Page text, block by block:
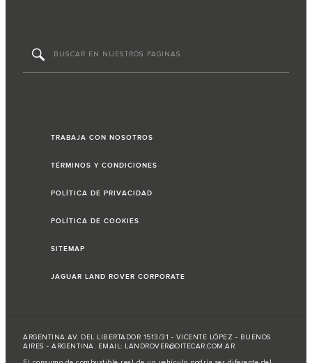
TRABAJA CON NOSOTROS
TÉRMINOS Y CONDICIONES
POLÍTICA DE PRIVACIDAD
POLÍTICA DE COOKIES
SITEMAP
JAGUAR LAND ROVER CORPORATE
ARGENTINA AV. DEL LIBERTADOR 1513/31 - VICENTE LÓPEZ - BUENOS
AIRES - ARGENTINA. EMAIL: LANDROVER@DITECAR.COM.AR